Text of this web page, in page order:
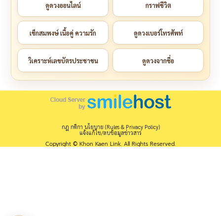
ดูดวงออนไลน์ กราฟชีวิต
เช็กสมพงษ์ เนื้อคู่ ความรัก ดูดวงเบอร์โทรศัพท์
วิเคราะห์เลขบัตรประชาชน ดูดวงจากชื่อ
กฎ กติกา นโยบาย (Rules & Privacy Policy)
แจ้งแก้ไข/ลบข้อมูลข่าวสาร
Copyright © Khon Kaen Link. All Rights Reserved.